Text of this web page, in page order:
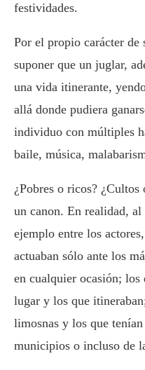
festividades.
Por el propio carácter de
suponer que un juglar,
una vida itinerante,
allá donde pudiera
individuo con múltiples
baile, música,
¿Pobres o ricos?
un canon. En realidad,
ejemplo entre los
actuaban sólo ante los
en cualquier ocasión; los
lugar y los que
limosnas y los que
municipios o incluso de